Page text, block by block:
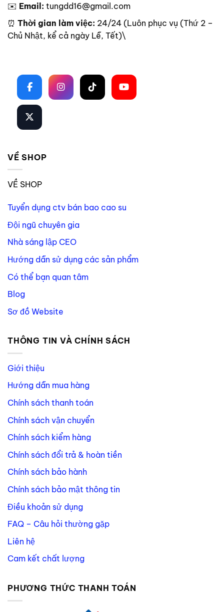
✉️ Email: tungdd16@gmail.com
⏰ Thời gian làm việc: 24/24 (Luôn phục vụ (Thứ 2 –
Chủ Nhật, kể cả ngày Lễ, Tết)\
VỀ SHOP
VỀ SHOP
Tuyển dụng ctv bán bao cao su
Đội ngũ chuyên gia
Nhà sáng lập CEO
Hướng dẫn sử dụng các sản phẩm
Có thể bạn quan tâm
Blog
Sơ đồ Website
THÔNG TIN VÀ CHÍNH SÁCH
Giới thiệu
Hướng dẫn mua hàng
Chính sách thanh toán
Chính sách vận chuyển
Chính sách kiểm hàng
Chính sách đổi trả & hoàn tiền
Chính sách bảo hành
Chính sách bảo mật thông tin
Điều khoản sử dụng
FAQ – Câu hỏi thường gặp
Liên hệ
Cam kết chất lượng
PHƯƠNG THỨC THANH TOÁN